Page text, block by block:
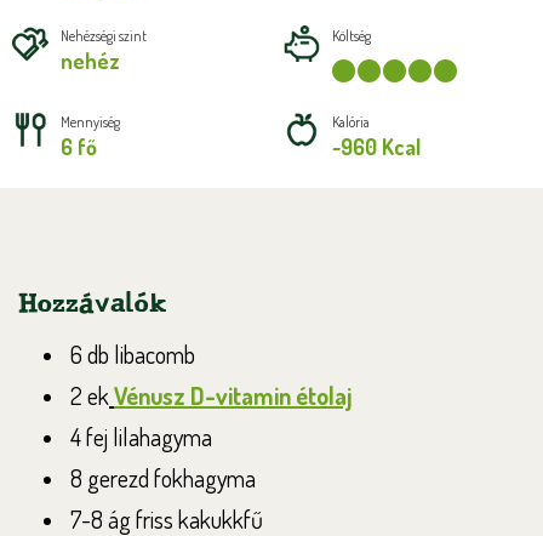
Nehézségi szint
nehéz
Költség
Mennyiség
6 fő
Kalória
~960 Kcal
Hozzávalók
6 db libacomb
2 ekVénusz D-vitamin étolaj
4 fej lilahagyma
8 gerezd fokhagyma
7-8 ág friss kakukkfű